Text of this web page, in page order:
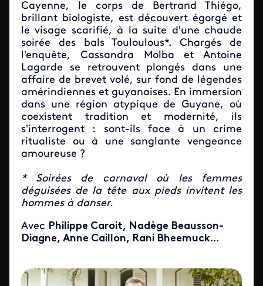
Cayenne, le corps de Bertrand Thiégo,
brillant biologiste, est découvert égorgé et
le visage scarifié, à la suite d'une chaude
soirée des bals Touloulous*. Chargés de
l'enquête, Cassandra Molba et Antoine
Lagarde se retrouvent plongés dans une
affaire de brevet volé, sur fond de légendes
amérindiennes et guyanaises. En immersion
dans une région atypique de Guyane, où
coexistent tradition et modernité, ils
s'interrogent : sont-ils face à un crime
ritualiste ou à une sanglante vengeance
amoureuse ?
* Soirées de carnaval où les femmes
déguisées de la tête aux pieds invitent les
hommes à danser.
Avec Philippe Caroit, Nadège Beausson-
Diagne, Anne Caillon, Rani Bheemuck...